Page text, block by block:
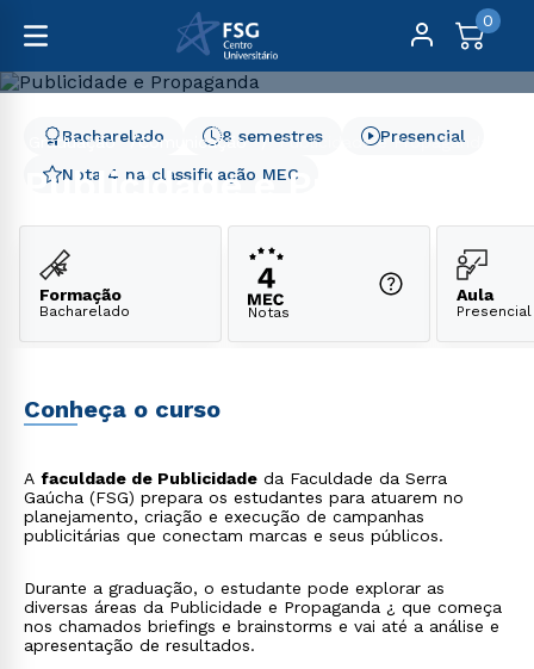
0
Graduação Comunicação Publicidade e Propaganda
Publicidade e Propaganda
Nota 4 na classificação MEC
8 semestres
Bacharelado Presencial
Formação
Bacharelado Notas
Aula
Presencial
Conheça o curso
A faculdade de Publicidade da Faculdade da Serra
Gaúcha (FSG) prepara os estudantes para atuarem no
planejamento, criação e execução de campanhas
publicitárias que conectam marcas e seus públicos.
Durante a graduação, o estudante pode explorar as
diversas áreas da Publicidade e Propaganda ¿ que começa
nos chamados briefings e brainstorms e vai até a análise e
apresentação de resultados.